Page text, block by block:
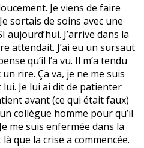
Je viens de faire
sortais de soins avec une
aujourd’hui. J’arrive dans la
attendait. J’ai eu un sursaut
qu’il l’a vu. Il m’a tendu
rire. Ça va, je ne me suis
Je lui ai dit de patienter
avant (ce qui était faux)
collègue homme pour qu’il
me suis enfermée dans la
que la crise a commencée.